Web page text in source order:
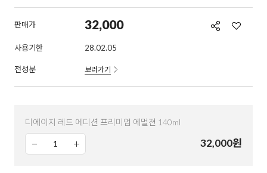
판매가 32,000
사용기한 28.02.05
전성분 보러가기
디에이지 레드 에디션 프리미엄 에멀젼 140ml
32,000원